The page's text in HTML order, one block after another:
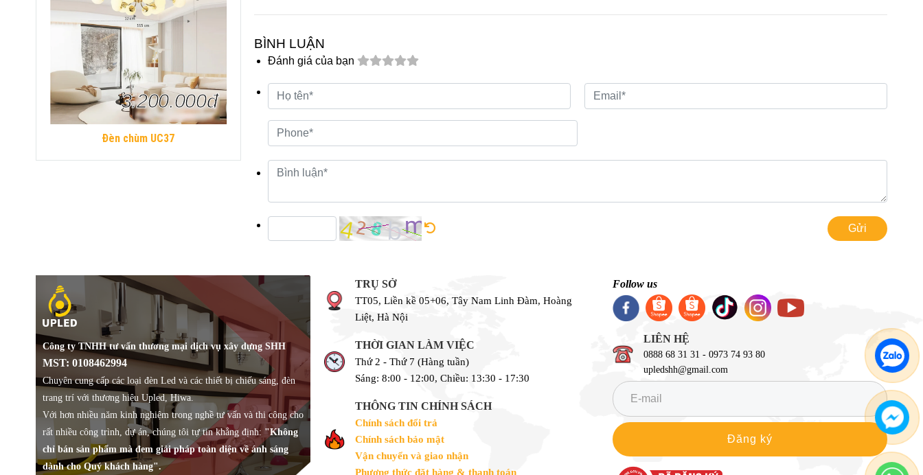
BÌNH LUẬN
Đánh giá của bạn
Gửi
Đèn chùm UC37
3.200.000đ
Công ty TNHH tư vấn thương mại dịch vụ xây dựng SHH
MST: 0108462994
Chuyên cung cấp các loại đèn Led và các thiết bị chiếu sáng, đèn
trang trí với thương hiệu Upled, Hiwa.
Với hơn nhiều năm kinh nghiệm trong nghề tư vấn và thi công cho
rất nhiều công trình, dự án, chúng tôi tự tin khẳng định: "Không
chỉ bán sản phẩm mà đem giải pháp toàn diện về ánh sáng
dành cho Quý khách hàng".
TRỤ SỞ
TT05, Liền kề 05+06, Tây Nam Linh Đàm, Hoàng
Liệt, Hà Nội
THỜI GIAN LÀM VIỆC
Thứ 2 - Thứ 7 (Hàng tuần)
Sáng: 8:00 - 12:00, Chiều: 13:30 - 17:30
THÔNG TIN CHÍNH SÁCH
Chính sách đổi trả
Chính sách bảo mật
Vận chuyển và giao nhận
Phương thức đặt hàng & thanh toán
Follow us
LIÊN HỆ
0888 68 31 31 - 0973 74 93 80
upledshh@gmail.com
Đăng ký